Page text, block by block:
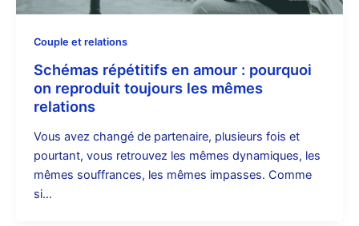
Couple et relations
Schémas répétitifs en amour : pourquoi
on reproduit toujours les mêmes
relations
Vous avez changé de partenaire, plusieurs fois et
pourtant, vous retrouvez les mêmes dynamiques, les
mêmes souffrances, les mêmes impasses. Comme
si…